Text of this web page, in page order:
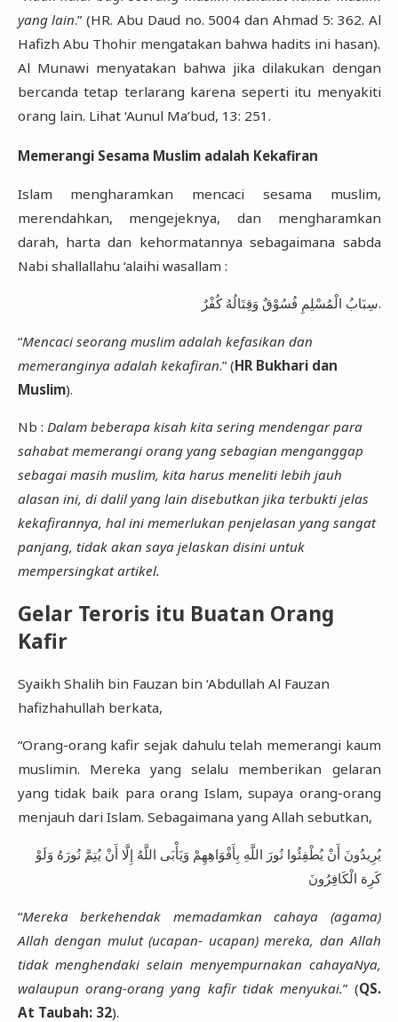
yang lain.” (HR. Abu Daud no. 5004 dan Ahmad 5: 362. Al
Hafizh Abu Thohir mengatakan bahwa hadits ini hasan).
Al Munawi menyatakan bahwa jika dilakukan dengan
bercanda tetap terlarang karena seperti itu menyakiti
orang lain. Lihat ‘Aunul Ma’bud, 13: 251.
Memerangi Sesama Muslim adalah Kekafiran
Islam mengharamkan mencaci sesama muslim,
merendahkan, mengejeknya, dan mengharamkan
darah, harta dan kehormatannya sebagaimana sabda
Nabi shallallahu ‘alaihi wasallam :
سِبَابُ الْمُسْلِمِ فُسُوْقٌ وَقِتَالُهُ كُفْرٌ.
“Mencaci seorang muslim adalah kefasikan dan
memeranginya adalah kekafiran.” (HR Bukhari dan
Muslim).
Nb : Dalam beberapa kisah kita sering mendengar para
sahabat memerangi orang yang sebagian menganggap
sebagai masih muslim, kita harus meneliti lebih jauh
alasan ini, di dalil yang lain disebutkan jika terbukti jelas
kekafirannya, hal ini memerlukan penjelasan yang sangat
panjang, tidak akan saya jelaskan disini untuk
mempersingkat artikel.
Gelar Teroris itu Buatan Orang
Kafir
Syaikh Shalih bin Fauzan bin ‘Abdullah Al Fauzan
hafizhahullah berkata,
“Orang-orang kafir sejak dahulu telah memerangi kaum
muslimin. Mereka yang selalu memberikan gelaran
yang tidak baik para orang Islam, supaya orang-orang
menjauh dari Islam. Sebagaimana yang Allah sebutkan,
يُرِيدُونَ أَنْ يُطْفِئُوا نُورَ اللَّهِ بِأَفْوَاهِهِمْ وَيَأْبَى اللَّهُ إِلَّا أَنْ يُتِمَّ نُورَهُ وَلَوْ
كَرِهَ الْكَافِرُونَ
“Mereka berkehendak memadamkan cahaya (agama)
Allah dengan mulut (ucapan- ucapan) mereka, dan Allah
tidak menghendaki selain menyempurnakan cahayaNya,
walaupun orang-orang yang kafir tidak menyukai.” (QS.
At Taubah: 32).